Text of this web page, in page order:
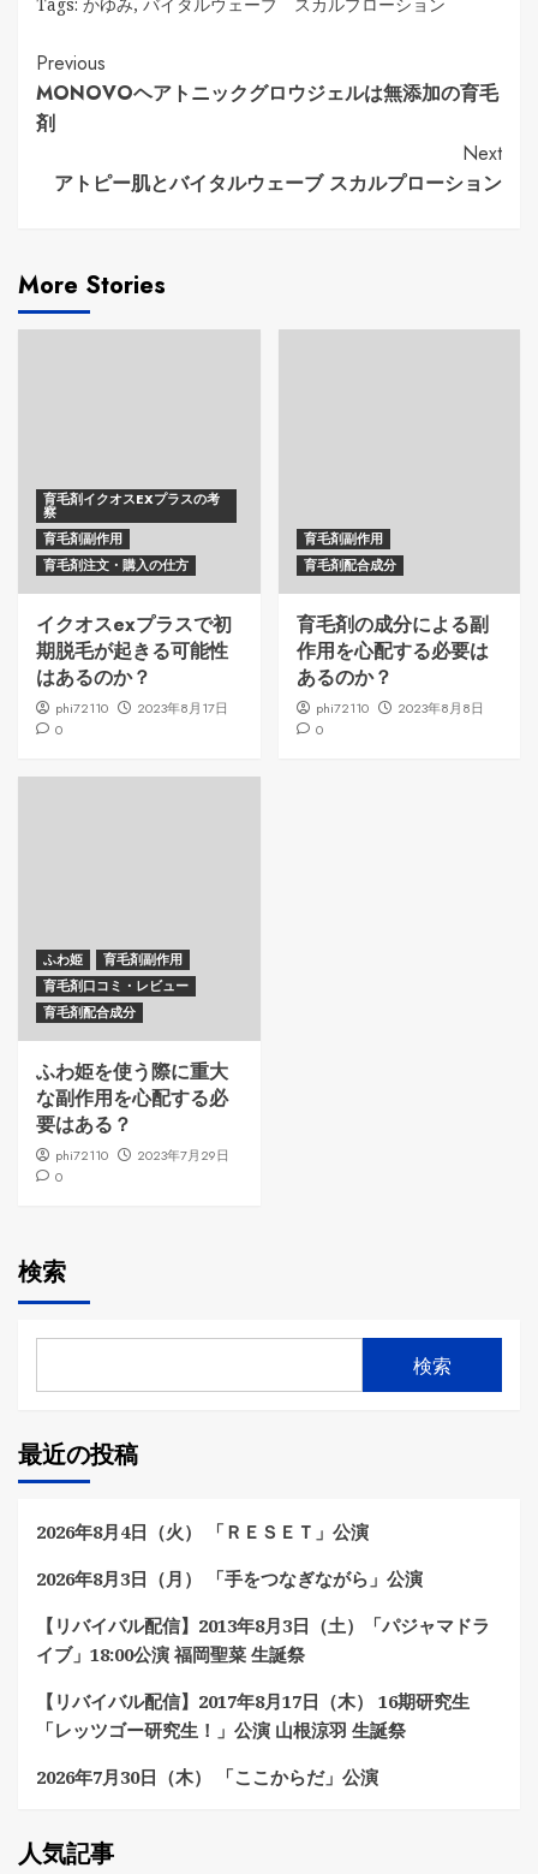
Tags: かゆみ, バイタルウェーブ スカルプローション
Continue
Reading
Previous
MONOVOヘアトニックグロウジェルは無添加の育毛
剤
Next
アトピー肌とバイタルウェーブ スカルプローション
More Stories
育毛剤イクオスEXプラスの考
察
育毛剤副作用
育毛剤注文・購入の仕方
イクオスexプラスで初
期脱毛が起きる可能性
はあるのか？
phi72110
2023年8月17日
0
育毛剤副作用
育毛剤配合成分
育毛剤の成分による副
作用を心配する必要は
あるのか？
phi72110
2023年8月8日
0
ふわ姫
育毛剤副作用
育毛剤口コミ・レビュー
育毛剤配合成分
ふわ姫を使う際に重大
な副作用を心配する必
要はある？
phi72110
2023年7月29日
0
検索
検索
最近の投稿
2026年8月4日（火） 「ＲＥＳＥＴ」公演
2026年8月3日（月） 「手をつなぎながら」公演
【リバイバル配信】2013年8月3日（土）「パジャマドラ
イブ」18:00公演 福岡聖菜 生誕祭
【リバイバル配信】2017年8月17日（木） 16期研究生
「レッツゴー研究生！」公演 山根涼羽 生誕祭
2026年7月30日（木） 「ここからだ」公演
人気記事